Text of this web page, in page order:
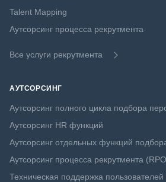
Talent Mapping
Аутсорсинг процесса рекрутмента
Все услуги рекрутмента
АУТСОРСИНГ
Аутсорсинг полного цикла подбора
Аутсорсинг HR функций
Аутсорсинг отдельных функций
Аутсорсинг процесса рекрутмента
Техническая поддержка